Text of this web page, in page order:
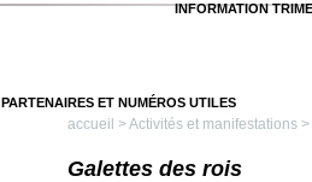
INFORMATION
PARTENAIRES ET NUMÉROS UTILES
accueil >Activités et manifestations >
Galettes des rois